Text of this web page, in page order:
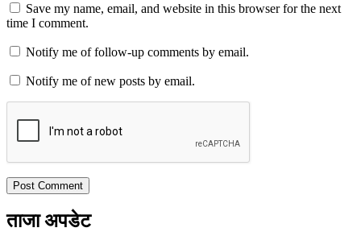
Save my name, email, and website in this browser for the next
time I comment.
Notify me of follow-up comments by email.
Notify me of new posts by email.
ताजा अपडेट